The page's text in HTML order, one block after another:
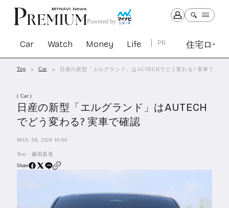
Powered by
Car Watch Money Life PR 住宅ロー
Car Watch Money Life
住宅ローン
SBIネオトレード証券
Top Car 日産の新型「エルグランド」はAUTECHでどう変わる? 実車で確認
( Car )
日産の新型「エルグランド」はAUTECH
でどう変わる? 実車で確認
MAY. 08, 2026 10:00
Text : 藤田真吾
Share